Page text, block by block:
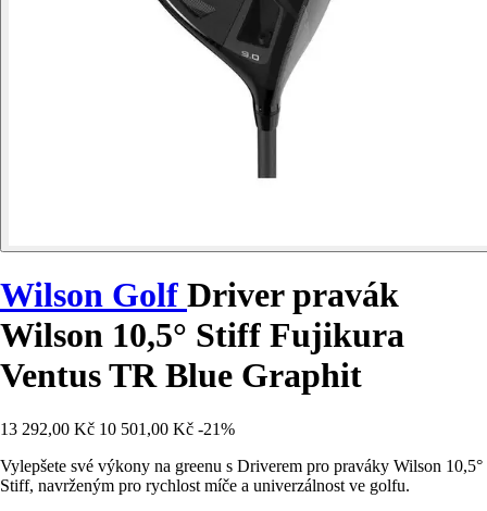
Wilson Golf Driver pravák
Wilson 10,5° Stiff Fujikura
Ventus TR Blue Graphit
13 292,00 Kč 10 501,00 Kč -21%
Vylepšete své výkony na greenu s Driverem pro praváky Wilson 10,5°
Stiff, navrženým pro rychlost míče a univerzálnost ve golfu.